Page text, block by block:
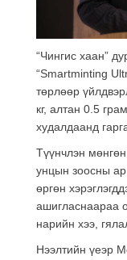
“Чингис хаан”
“Smartminting
төрлөөр
кг, алтан 0.5
худалдаанд
Түүнчлэн
унцын зоосны ар
өргөн
ашигласнаараа
нарийн хээ,
Нээлтийн үеэр